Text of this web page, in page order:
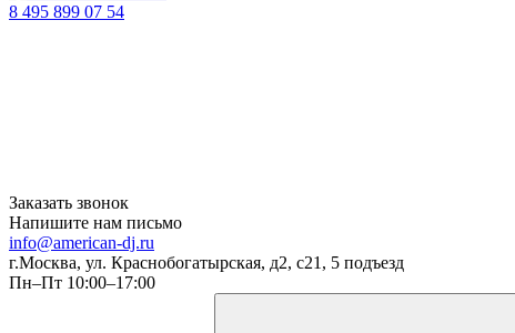
8 495 899 07 54
Заказать звонок
Напишите нам письмо
info@american-dj.ru
г.Москва, ул. Краснобогатырская, д2, с21, 5 подъезд
Пн–Пт 10:00–17:00